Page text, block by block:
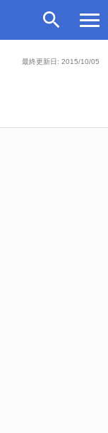
最終更新日: 2015/10/05